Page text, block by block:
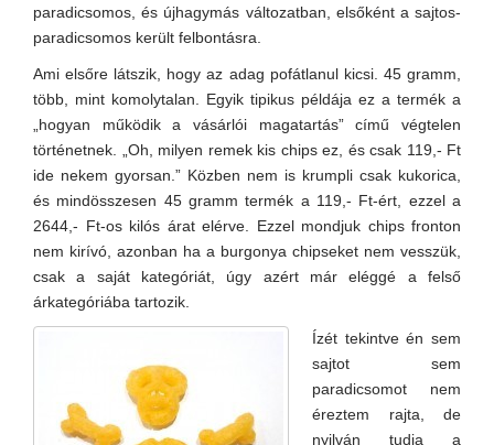
paradicsomos, és újhagymás változatban, elsőként a sajtos-
paradicsomos került felbontásra.
Ami elsőre látszik, hogy az adag pofátlanul kicsi. 45 gramm,
több, mint komolytalan. Egyik tipikus példája ez a termék a
„hogyan működik a vásárlói magatartás” című végtelen
történetnek. „Oh, milyen remek kis chips ez, és csak 119,- Ft
ide nekem gyorsan.” Közben nem is krumpli csak kukorica,
és mindösszesen 45 gramm termék a 119,- Ft-ért, ezzel a
2644,- Ft-os kilós árat elérve. Ezzel mondjuk chips fronton
nem kirívó, azonban ha a burgonya chipseket nem vesszük,
csak a saját kategóriát, úgy azért már eléggé a felső
árkategóriába tartozik.
Ízét tekintve én sem
sajtot sem
paradicsomot nem
éreztem rajta, de
nyilván tudja a